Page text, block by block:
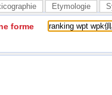
Etymologie
forme